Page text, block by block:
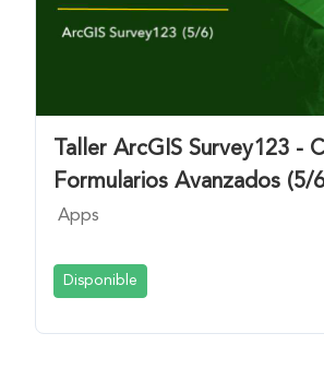
Taller ArcGIS Survey123 -
Formularios Avanzados (5/
Apps
Disponible